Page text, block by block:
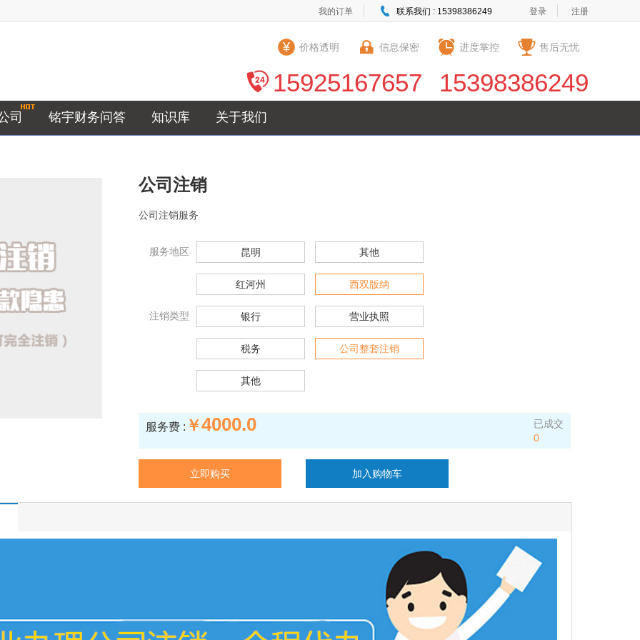
登录 注册
我的订单 联系我们 : 15398386249
价格透明 信息保密 进度掌控 售后无忧
15925167657 15398386249
司 铭宇财务问答 知识库 关于我们
公司注销
公司注销服务
服务地区 昆明 其他
红河州 西双版纳
注销类型 银行 营业执照
税务 公司整套注销
其他
服务费 : ￥4000.0
已成交
0
立即购买 加入购物车